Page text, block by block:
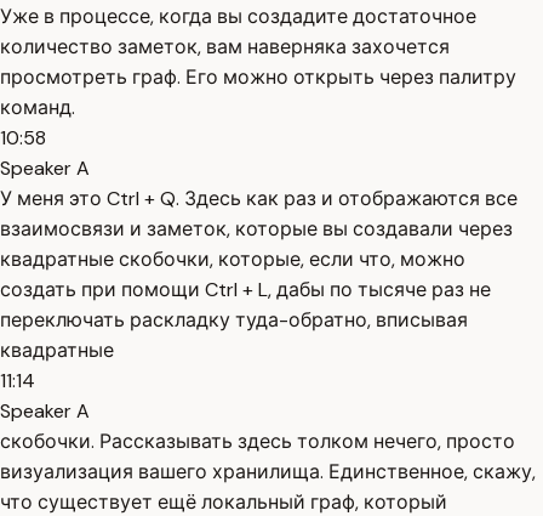
Уже в процессе, когда вы создадите достаточное
количество заметок, вам наверняка захочется
просмотреть граф. Его можно открыть через палитру
команд.
10:58
Speaker A
У меня это Ctrl + Q. Здесь как раз и отображаются все
взаимосвязи и заметок, которые вы создавали через
квадратные скобочки, которые, если что, можно
создать при помощи Ctrl + L, дабы по тысяче раз не
переключать раскладку туда-обратно, вписывая
квадратные
11:14
Speaker A
скобочки. Рассказывать здесь толком нечего, просто
визуализация вашего хранилища. Единственное, скажу,
что существует ещё локальный граф, который